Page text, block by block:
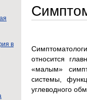
в
относится
«малым»
системы,
углеводного